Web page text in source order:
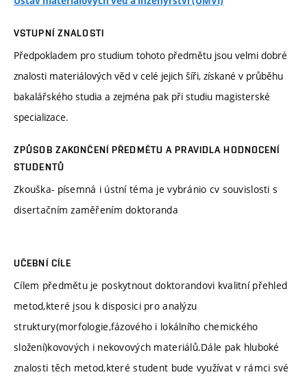
VSTUPNÍ ZNALOSTI
Předpokladem pro studium tohoto předmětu jsou velmi dobré
znalosti materiálových věd v celé jejich šíři, získané v průběhu
bakalářského studia a zejména pak při studiu magisterské
specializace.
ZPŮSOB ZAKONČENÍ PŘEDMĚTU A PRAVIDLA HODNOCENÍ
STUDENTŮ
Zkouška- písemná i ústní téma je vybránio cv souvislosti s
disertačním zaměřením doktoranda
UČEBNÍ CÍLE
Cílem předmětu je poskytnout doktorandovi kvalitní přehled
metod,které jsou k disposici pro analýzu
struktury(morfologie,fázového i lokálního chemického
složení)kovových i nekovových materiálů.Dále pak hluboké
znalosti těch metod,které student bude využívat v rámci své